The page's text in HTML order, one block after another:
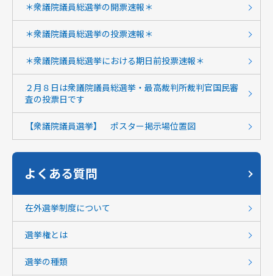
＊衆議院議員総選挙の開票速報＊
＊衆議院議員総選挙の投票速報＊
＊衆議院議員総選挙における期日前投票速報＊
２月８日は衆議院議員総選挙・最高裁判所裁判官国民審
査の投票日です
【衆議院議員選挙】 ポスター掲示場位置図
よくある質問
在外選挙制度について
選挙権とは
選挙の種類